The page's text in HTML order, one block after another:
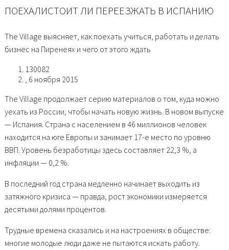
ПОЕХАЛИСТОИТ ЛИ ПЕРЕЕЗЖАТЬ В ИСПАНИЮ
The Village выясняет, как поехать учиться, работать и делать
бизнес на Пиренеях и чего от этого ждать
130082
, 6 ноября 2015
The Village продолжает серию материалов о том, куда можно
уехать из России, чтобы начать новую жизнь. В новом выпуске
— Испания. Страна с населением в 46 миллионов человек
находится на юге Европы и занимает 17-е место по уровню
ВВП. Уровень безработицы здесь составляет 22,3 %, а
инфляции — 0,2 %.
В последний год страна медленно начинает выходить из
затяжного кризиса — правда, рост экономики измеряется
десятыми долями процентов.
Трудные времена сказались и на настроениях в обществе:
многие молодые люди даже не пытаются искать работу.